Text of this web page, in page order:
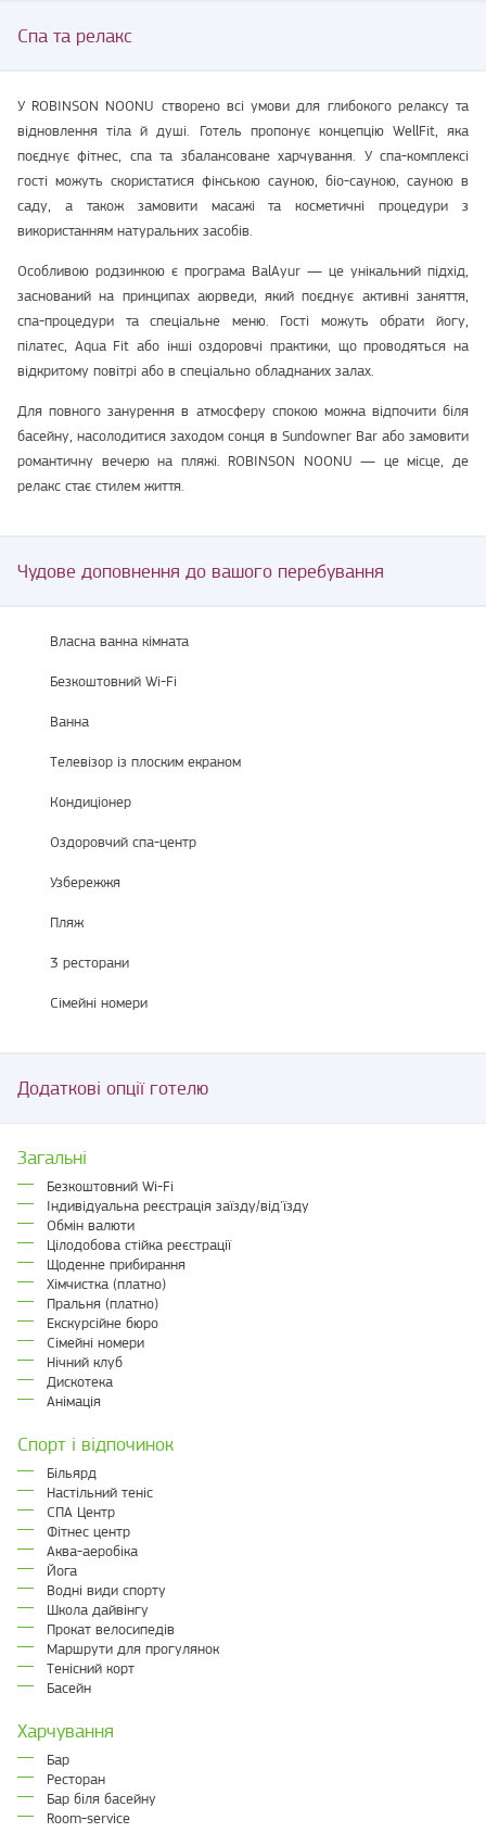
Спа та релакс
У ROBINSON NOONU створено всі умови для глибокого релаксу та
відновлення тіла й душі. Готель пропонує концепцію WellFit, яка
поєднує фітнес, спа та збалансоване харчування. У спа-комплексі
гості можуть скористатися фінською сауною, біо-сауною, сауною в
саду, а також замовити масажі та косметичні процедури з
використанням натуральних засобів.
Особливою родзинкою є програма BalAyur — це унікальний підхід,
заснований на принципах аюрведи, який поєднує активні заняття,
спа-процедури та спеціальне меню. Гості можуть обрати йогу,
пілатес, Aqua Fit або інші оздоровчі практики, що проводяться на
відкритому повітрі або в спеціально обладнаних залах.
Для повного занурення в атмосферу спокою можна відпочити біля
басейну, насолодитися заходом сонця в Sundowner Bar або замовити
романтичну вечерю на пляжі. ROBINSON NOONU — це місце, де
релакс стає стилем життя.
Чудове доповнення до вашого перебування
Власна ванна кімната
Безкоштовний Wi-Fi
Ванна
Телевізор із плоским екраном
Кондиціонер
Оздоровчий спа-центр
Узбережжя
Пляж
3 ресторани
Сімейні номери
Додаткові опції готелю
Загальні
Безкоштовний Wi-Fi
Індивідуальна реєстрація заїзду/від'їзду
Обмін валюти
Цілодобова стійка реєстрації
Щоденне прибирання
Хімчистка (платно)
Пральня (платно)
Екскурсійне бюро
Сімейні номери
Нічний клуб
Дискотека
Анімація
Спорт і відпочинок
Більярд
Настільний теніс
СПА Центр
Фітнес центр
Аква-аеробіка
Йога
Водні види спорту
Школа дайвінгу
Прокат велосипедів
Маршрути для прогулянок
Тенісний корт
Басейн
Харчування
Бар
Ресторан
Бар біля басейну
Room-service